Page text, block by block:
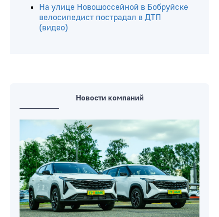
На улице Новошоссейной в Бобруйске
велосипедист пострадал в ДТП
(видео)
Новости компаний